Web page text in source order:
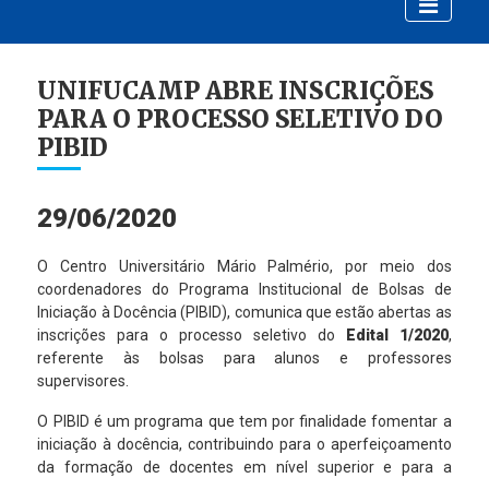
UNIFUCAMP ABRE INSCRIÇÕES
PARA O PROCESSO SELETIVO DO
PIBID
29/06/2020
O Centro Universitário Mário Palmério, por meio dos
coordenadores do Programa Institucional de Bolsas de
Iniciação à Docência (PIBID), comunica que estão abertas as
inscrições para o processo seletivo do
Edital 1/2020,
referente às bolsas para alunos e professores
supervisores.
O PIBID é um programa que tem por finalidade fomentar a
iniciação à docência, contribuindo para o aperfeiçoamento
da formação de docentes em nível superior e para a